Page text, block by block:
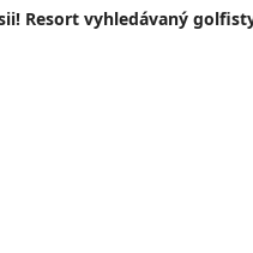
Resort vyhledávaný